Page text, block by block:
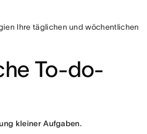
Ihre täglichen und wöchentlichen
To-do-
kleiner Aufgaben.